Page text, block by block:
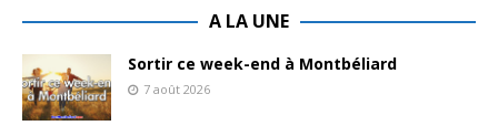
A LA UNE
Sortir ce week-end à Montbéliard
7 août 2026